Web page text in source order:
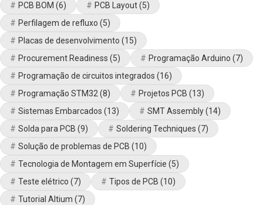
PCB BOM (6) PCB Layout(5)
Perfilagem de refluxo (5)
Placas de desenvolvimento (15)
Procurement Readiness (5) Programação Arduino (7)
Programação de circuitos integrados (16)
Programação STM32(8) Projetos PCB (13)
Sistemas Embarcados (13) SMT Assembly(14)
Solda para PCB (9) Soldering Techniques (7)
Solução de problemas de PCB (10)
Tecnologia de Montagem em Superfície (5)
Teste elétrico (7) Tipos de PCB (10)
Tutorial Altium (7)